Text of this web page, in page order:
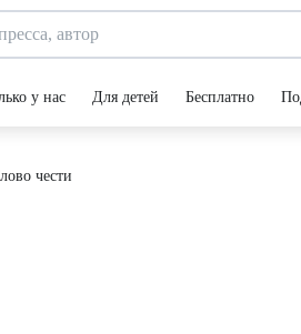
у нас Для детей Бесплатно
чести